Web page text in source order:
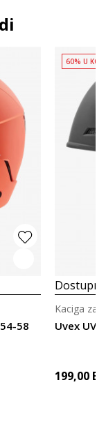
54-58
60% U
Uvex
Kaciga za
199,00